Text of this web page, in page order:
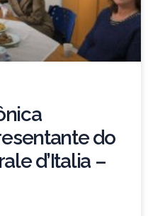
do
d’Italia –